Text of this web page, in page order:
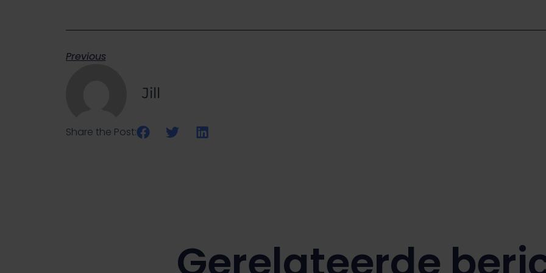
Previous
Jill
Share the Post: